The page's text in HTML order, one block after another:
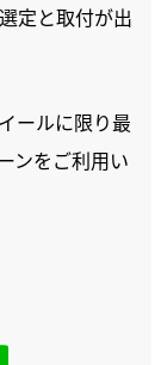
定と取付が出
ールに限り最
ンをご利用い